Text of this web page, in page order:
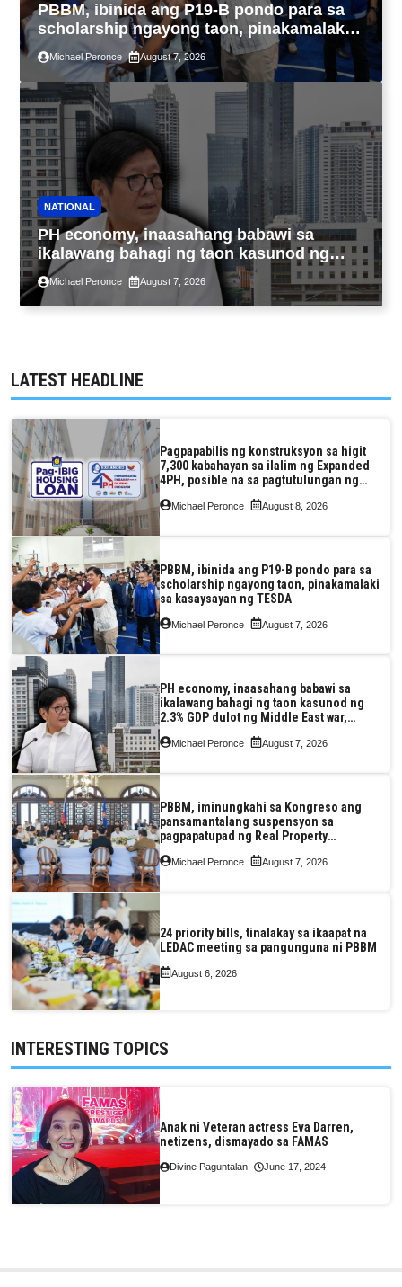
PBBM, ibinida ang P19-B pondo para sa
scholarship ngayong taon, pinakamalaki
sa kasaysayan ng TESDA
Michael Peronce August 7, 2026
NATIONAL
PH economy, inaasahang babawi sa
ikalawang bahagi ng taon kasunod ng
2.3% GDP dulot ng Middle East war,
pagkaantala ng public construction
Michael Peronce August 7, 2026
LATEST HEADLINE
Pagpapabilis ng konstruksyon sa higit
7,300 kabahayan sa ilalim ng Expanded
4PH, posible na sa pagtutulungan ng
Pag-IBIG at P.A. Alvarez
Michael Peronce August 8, 2026
PBBM, ibinida ang P19-B pondo para sa
scholarship ngayong taon, pinakamalaki
sa kasaysayan ng TESDA
Michael Peronce August 7, 2026
PH economy, inaasahang babawi sa
ikalawang bahagi ng taon kasunod ng
2.3% GDP dulot ng Middle East war,
pagkaantala ng public construction
Michael Peronce August 7, 2026
PBBM, iminungkahi sa Kongreso ang
pansamantalang suspensyon sa
pagpapatupad ng Real Property
Valuation and Assessment Reform Act
Michael Peronce August 7, 2026
24 priority bills, tinalakay sa ikaapat na
LEDAC meeting sa pangunguna ni PBBM
August 6, 2026
INTERESTING TOPICS
Anak ni Veteran actress Eva Darren,
netizens, dismayado sa FAMAS
Divine Paguntalan June 17, 2024